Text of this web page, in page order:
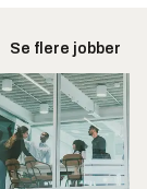
Se flere jobber